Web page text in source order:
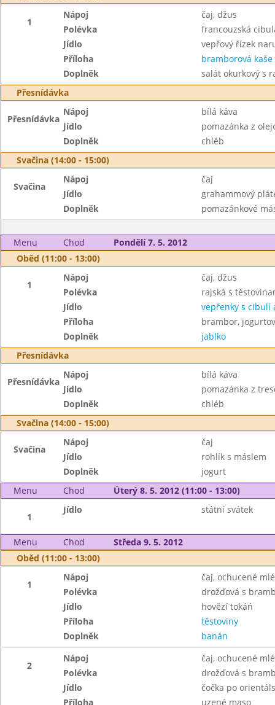
1
Nápoj
čaj, džus
Polévka
francouzská
Jídlo
vepřový řízek
Příloha
bramborová kaše
Doplněk
salát okurkový s
Přesnídávka
Přesnídávka
Nápoj
bílá káva
Jídlo
pomazánka z
Doplněk
chléb
Svačina (14:00 - 15:00)
Svačina
Nápoj
čaj
Jídlo
grahammový
Doplněk
pomazánkové
Menu Chod
Pondělí 7. 5. 2012
Oběd (11:00 - 13:00)
1
Nápoj
čaj, džus
Polévka
rajská s
Jídlo
vepřenky s cibulí
Příloha
brambor,
Doplněk
jablko
Přesnídávka
Přesnídávka
Nápoj
bílá káva
Jídlo
pomazánka z
Doplněk
chléb
Svačina (14:00 - 15:00)
Svačina
Nápoj
čaj
Jídlo
rohlík s máslem
Doplněk
jogurt
Menu
Chod Úterý 8. 5. 2012 (11:00 - 13:00)
1
Jídlo státní svátek
Menu Chod
Středa 9. 5. 2012
Oběd (11:00 - 13:00)
1
Nápoj
čaj, ochucené
Polévka
drožďová s
Jídlo
hovězí tokáń
Příloha
těstoviny
Doplněk
banán
2
Nápoj
čaj, ochucené
Polévka
drožďová s
Jídlo
čočka po
Příloha
uzené maso